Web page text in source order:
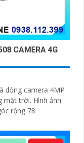
CAMERA 4G
dòng camera 4MP
Hình ảnh
rộng 78